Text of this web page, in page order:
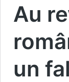
Au
un